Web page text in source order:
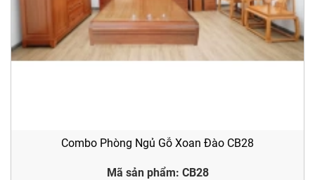
Combo Phòng Ngủ Gỗ Xoan Đào CB28
Mã sản phẩm: CB28